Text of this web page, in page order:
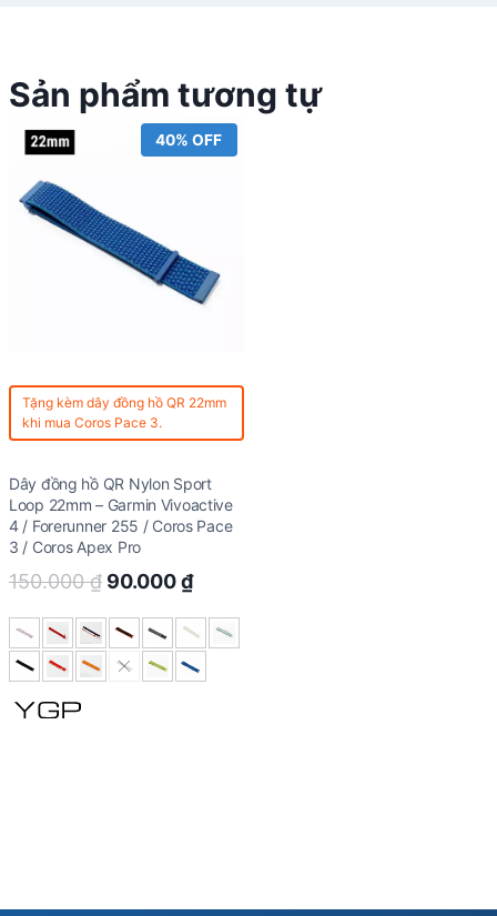
Sản phẩm tương tự
40% OFF
Tặng kèm dây đồng hồ QR 22mm
khi mua Coros Pace 3.
Dây đồng hồ QR Nylon Sport
Loop 22mm – Garmin Vivoactive
4 / Forerunner 255 / Coros Pace
3 / Coros Apex Pro
150.000₫ Original
was:
150.000 ₫.
90.000₫Current
is:
90.000 ₫.